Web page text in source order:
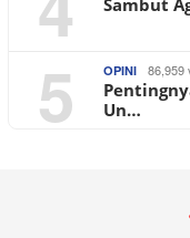
5 OPINI 86,959
Un…